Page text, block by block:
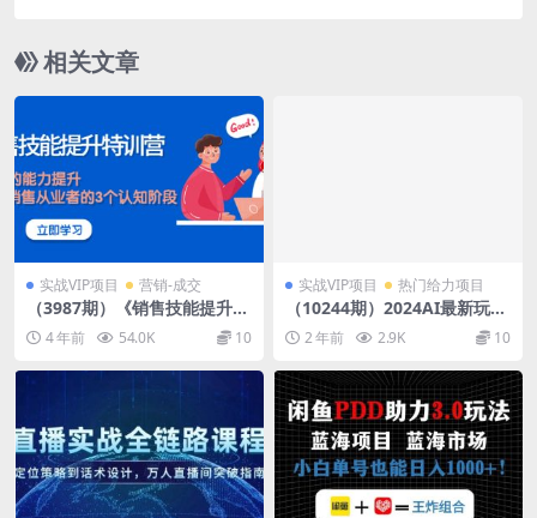
相关文章
实战VIP项目 营销-成交
（3987期）《销售技能提升特
训营》销售的能力提升，TOB
销售从业者的3个认知阶段
4 年前 54.0K 10
实战VIP项目 热门给力项目
（10244期）2024AI最新玩
法，小白当天上手，轻松月入
5w2 年前 2.9K 10